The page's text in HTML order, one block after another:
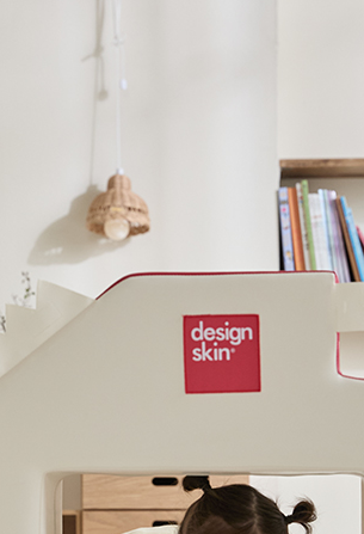
플레이 테이블 소파
대근육 발달! 무한변신 소파
33%